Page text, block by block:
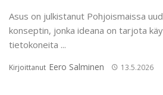
Asus on julkistanut Pohjoismaissa
konseptin, jonka ideana on tarjota
tietokoneita ...
Kirjoittanut Eero Salminen 13.5.2026